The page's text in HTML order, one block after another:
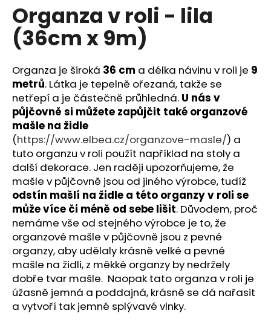
Organza v roli - lila
(36cm x 9m)
Organza je široká 36 cm a délka návinu v roli je 9
metrů. Látka je tepelně ořezaná, takže se
netřepí a je částečně průhledná. U nás v
půjčovně si můžete zapůjčit také organzové
mašle na židle
(https://www.elbea.cz/organzove-masle/) a
tuto organzu v roli použít například na stoly a
další dekorace. Jen raději upozorňujeme, že
mašle v půjčovně jsou od jiného výrobce, tudíž
odstín mašlí na židle a této organzy v roli se
může více či méně od sebe lišit. Důvodem, proč
nemáme vše od stejného výrobce je to, že
organzové mašle v půjčovně jsou z pevné
organzy, aby udělaly krásně velké a pevné
mašle na židli, z měkké organzy by nedržely
dobře tvar mašle. Naopak tato organza v roli je
úžasně jemná a poddajná, krásně se dá nařasit
a vytvoří tak jemné splývavé vlnky.
o
r
u
č
u
j
e
m
e
ORGANZA
V
ROLI
-
ZELENÁ
(36CM
X
9M)
79
Kč